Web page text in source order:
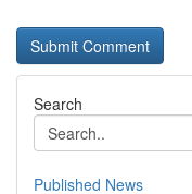
Search
Published News